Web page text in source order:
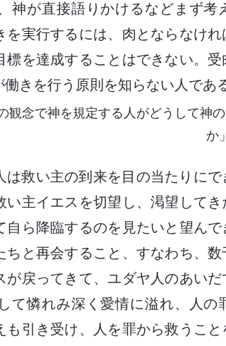
神が直接語りかけるなどまず考
を実行するには、肉とならなけ
標を達成することはできない。
きを行う原則を知らない人であ
観念で神を規定する人がどうして神
か
は救い主の到来を目の当たりにで
い主イエスを切望し、渇望して
ら降臨するのを見たいと望んで
ちと再会すること、すなわち、
が戻ってきて、ユダヤ人のあい
て憐れみ深く愛情に溢れ、人の
も引き受け、人を罪から救うこ